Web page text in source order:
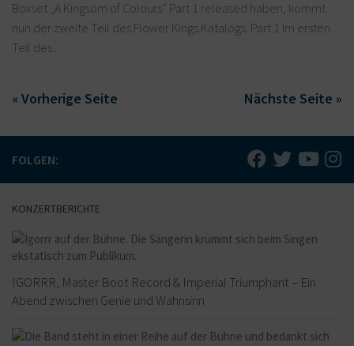
Boxset „A Kingsom of Colours“ Part 1 released haben, kommt
nun der zweite Teil des Flower Kings Katalogs. Part 1 Im ersten
Teil des...
« Vorherige Seite Nächste Seite »
FOLGEN:
KONZERTBERICHTE
IGORRR, Master Boot Record & Imperial Triumphant – Ein
Abend zwischen Genie und Wahnsinn